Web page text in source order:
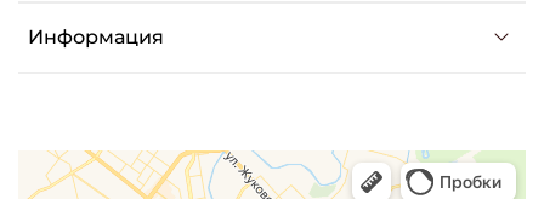
Информация